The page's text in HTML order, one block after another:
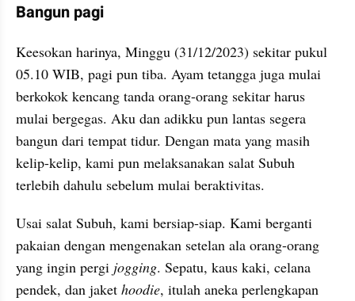
Bangun pagi
Keesokan harinya, Minggu (31/12/2023) sekitar pukul
05.10 WIB, pagi pun tiba. Ayam tetangga juga mulai
berkokok kencang tanda orang-orang sekitar harus
mulai bergegas. Aku dan adikku pun lantas segera
bangun dari tempat tidur. Dengan mata yang masih
kelip-kelip, kami pun melaksanakan salat Subuh
terlebih dahulu sebelum mulai beraktivitas.
Usai salat Subuh, kami bersiap-siap. Kami berganti
pakaian dengan mengenakan setelan ala orang-orang
yang ingin pergi jogging. Sepatu, kaus kaki, celana
pendek, dan jaket hoodie, itulah aneka perlengkapan